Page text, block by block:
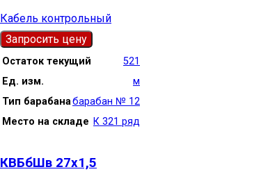
Кабель контрольный
Запросить цену
Остаток текущий
521
Ед. изм.
м
Тип барабанабарабан № 12
Место на складе К 321 ряд
КВБбШв 27х1,5